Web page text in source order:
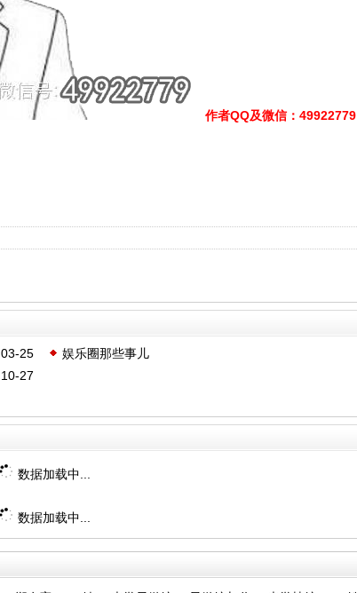
作者QQ及微信：49922779
03-25
娱乐圈那些事儿
10-27
数据加载中...
数据加载中...